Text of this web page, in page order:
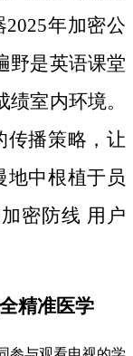
年加密公
野是英语课堂
室内环境。
传播策略，让
地中根植于员
密防线 用户
精准医学